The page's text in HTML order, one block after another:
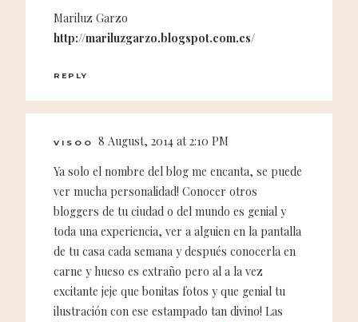
Mariluz Garzo
http://mariluzgarzo.blogspot.com.es/
REPLY
VISOO
8 August, 2014 at 2:10 PM
Ya solo el nombre del blog me encanta, se puede
ver mucha personalidad! Conocer otros
bloggers de tu ciudad o del mundo es genial y
toda una experiencia, ver a alguien en la pantalla
de tu casa cada semana y después conocerla en
carne y hueso es extraño pero al a la vez
excitante jeje que bonitas fotos y que genial tu
ilustración con ese estampado tan divino! Las